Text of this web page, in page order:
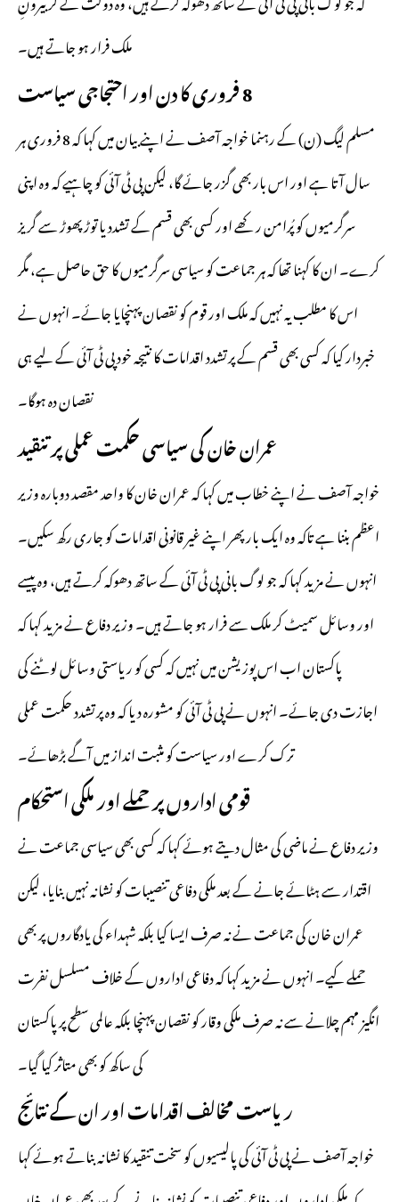
ملک فرار ہو جاتے ہیں۔
8 فروری کا دن اور احتجاجی سیاست
مسلم لیگ (ن) کے رہنما خواجہ آصف نے اپنے بیان میں کہا کہ 8 فروری ہر
سال آتا ہے اور اس بار بھی گزر جائے گا، لیکن پی ٹی آئی کو چاہیے کہ وہ اپنی
سرگرمیوں کو پُرامن رکھے اور کسی بھی قسم کے تشدد یا توڑ پھوڑ سے گریز
کرے۔ ان کا کہنا تھا کہ ہر جماعت کو سیاسی سرگرمیوں کا حق حاصل ہے، مگر
اس کا مطلب یہ نہیں کہ ملک اور قوم کو نقصان پہنچایا جائے۔ انہوں نے
خبردار کیا کہ کسی بھی قسم کے پرتشدد اقدامات کا نتیجہ خود پی ٹی آئی کے لیے ہی
نقصان دہ ہوگا۔
عمران خان کی سیاسی حکمت عملی پر تنقید
خواجہ آصف نے اپنے خطاب میں کہا کہ عمران خان کا واحد مقصد دوبارہ وزیر
اعظم بننا ہے تاکہ وہ ایک بار پھر اپنے غیر قانونی اقدامات کو جاری رکھ سکیں۔
انہوں نے مزید کہا کہ جو لوگ بانی پی ٹی آئی کے ساتھ دھوکہ کرتے ہیں، وہ پیسے
اور وسائل سمیٹ کر ملک سے فرار ہو جاتے ہیں۔ وزیر دفاع نے مزید کہا کہ
پاکستان اب اس پوزیشن میں نہیں کہ کسی کو ریاستی وسائل لوٹنے کی
اجازت دی جائے۔ انہوں نے پی ٹی آئی کو مشورہ دیا کہ وہ پرتشدد حکمت عملی
ترک کرے اور سیاست کو مثبت انداز میں آگے بڑھائے۔
قومی اداروں پر حملے اور ملکی استحکام
وزیر دفاع نے ماضی کی مثال دیتے ہوئے کہا کہ کسی بھی سیاسی جماعت نے
اقتدار سے ہٹائے جانے کے بعد ملکی دفاعی تنصیبات کو نشانہ نہیں بنایا، لیکن
عمران خان کی جماعت نے نہ صرف ایسا کیا بلکہ شہداء کی یادگاروں پر بھی
حملے کیے۔ انہوں نے مزید کہا کہ دفاعی اداروں کے خلاف مسلسل نفرت
انگیز مہم چلانے سے نہ صرف ملکی وقار کو نقصان پہنچا بلکہ عالمی سطح پر پاکستان
کی ساکھ کو بھی متاثر کیا گیا۔
ریاست مخالف اقدامات اور ان کے نتائج
خواجہ آصف نے پی ٹی آئی کی پالیسیوں کو سخت تنقید کا نشانہ بناتے ہوئے کہا